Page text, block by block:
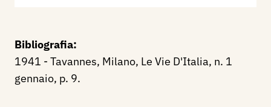
Bibliografia:
1941 - Tavannes, Milano, Le Vie D'Italia, n. 1
gennaio, p. 9.